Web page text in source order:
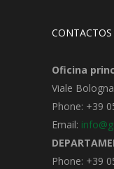
CONTACTOS
Oficina
Viale
Phone: +39
Email:
Phone: +39